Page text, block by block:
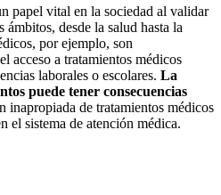
papel vital en la sociedad al validar
desde la salud hasta la
por ejemplo, son
acceso a tratamientos médicos
laborales o escolares. La
puede tener consecuencias
inapropiada de tratamientos médicos
el sistema de atención médica.